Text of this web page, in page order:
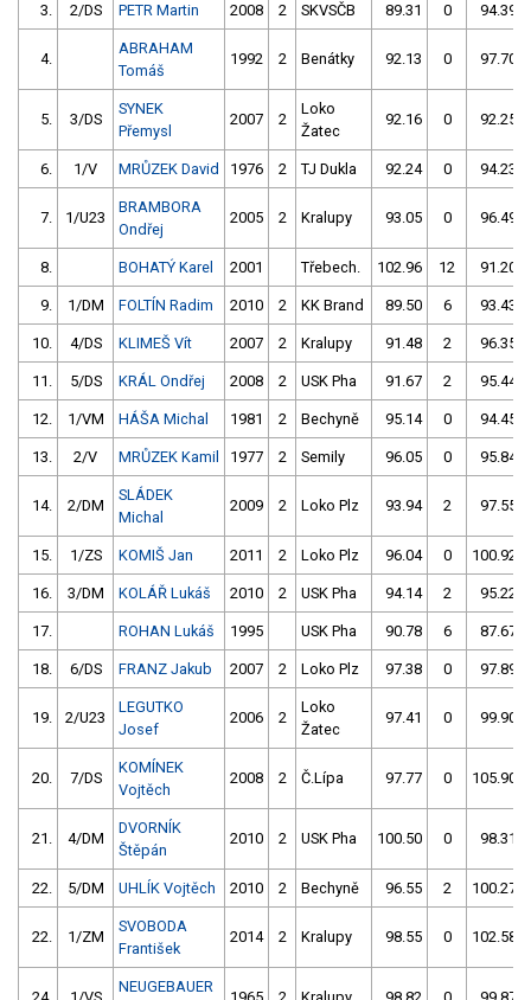
3. 2/DS PETR Martin 2008 2 SKVSČB 89.31 0 94.39
4.
ABRAHAM
Tomáš
1992 2 Benátky 92.13 0 97.70
5. 3/DS
SYNEK
Přemysl
2007 2
Loko
Žatec
92.16 0 92.25
6. 1/V MRŮZEK David 1976 2 TJ Dukla 92.24 0 94.23
7. 1/U23
BRAMBORA
Ondřej
2005 2 Kralupy 93.05 0 96.49
8. BOHATÝ Karel 2001 Třebech. 102.96 12 91.20
9. 1/DM FOLTÍN Radim 2010 2 KK Brand 89.50 6 93.43
10. 4/DS KLIMEŠ Vít 2007 2 Kralupy 91.48 2 96.35
11. 5/DS KRÁL Ondřej 2008 2 USK Pha 91.67 2 95.44
12. 1/VM HÁŠA Michal 1981 2 Bechyně 95.14 0 94.45
13. 2/V MRŮZEK Kamil 1977 2 Semily 96.05 0 95.84
14. 2/DM
SLÁDEK
Michal
2009 2 Loko Plz 93.94 2 97.55
15. 1/ZS KOMIŠ Jan 2011 2 Loko Plz 96.04 0 100.92
16. 3/DM KOLÁŘ Lukáš 2010 2 USK Pha 94.14 2 95.22
17. ROHAN Lukáš 1995 USK Pha 90.78 6 87.67
18. 6/DS FRANZ Jakub 2007 2 Loko Plz 97.38 0 97.89
19. 2/U23
LEGUTKO
Josef
2006 2
Loko
Žatec
97.41 0 99.90
20. 7/DS
KOMÍNEK
Vojtěch
2008 2 Č.Lípa 97.77 0 105.90
21. 4/DM
DVORNÍK
Štěpán
2010 2 USK Pha 100.50 0 98.31
22. 5/DM UHLÍK Vojtěch 2010 2 Bechyně 96.55 2 100.27
22. 1/ZM
SVOBODA
František
2014 2 Kralupy 98.55 0 102.58
NEUGEBAUER